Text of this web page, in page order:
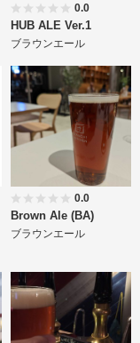
0.0
HUB ALE Ver.1
ブラウンエール
0.0
Brown Ale (BA)
ブラウンエール